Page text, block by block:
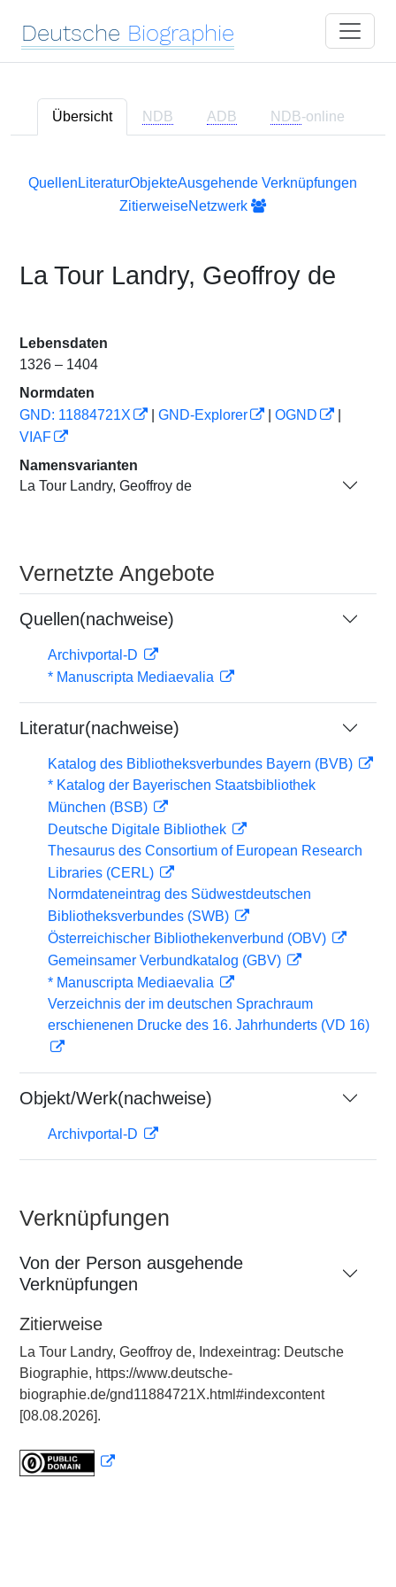
Deutsche Biographie
Übersicht NDB ADB NDB-online
Quellen LiteraturObjekteAusgehende Verknüpfungen
ZitierweiseNetzwerk
La Tour Landry, Geoffroy de
Lebensdaten
1326 – 1404
Normdaten
GND: 11884721X
GND-Explorer OGND
VIAF
Namensvarianten
La Tour Landry, Geoffroy de
Vernetzte Angebote
Quellen(nachweise)
Archivportal-D
* Manuscripta Mediaevalia
Literatur(nachweise)
Katalog des Bibliotheksverbundes Bayern (BVB)
* Katalog der Bayerischen Staatsbibliothek
München (BSB)
Deutsche Digitale Bibliothek
Thesaurus des Consortium of European Research
Libraries (CERL)
Normdateneintrag des Südwestdeutschen
Bibliotheksverbundes (SWB)
Österreichischer Bibliothekenverbund (OBV)
Gemeinsamer Verbundkatalog (GBV)
* Manuscripta Mediaevalia
Verzeichnis der im deutschen Sprachraum
erschienenen Drucke des 16. Jahrhunderts (VD 16)
Objekt/Werk(nachweise)
Archivportal-D
Verknüpfungen
Von der Person ausgehende
Verknüpfungen
Zitierweise
La Tour Landry, Geoffroy de, Indexeintrag: Deutsche
Biographie, https://www.deutsche-
biographie.de/gnd11884721X.html#indexcontent
[08.08.2026].